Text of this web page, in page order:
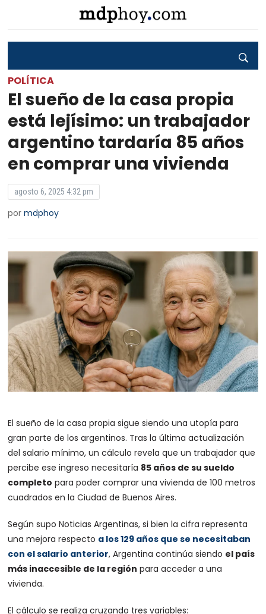
POLÍTICA
El sueño de la casa propia
está lejísimo: un trabajador
argentino tardaría 85 años
en comprar una vivienda
agosto 6, 2025 4:32 pm
pormdphoy
El sueño de la casa propia sigue siendo una utopía para
gran parte de los argentinos. Tras la última actualización
del salario mínimo, un cálculo revela que un trabajador que
percibe ese ingreso necesitaría 85 años de su sueldo
completo para poder comprar una vivienda de 100 metros
cuadrados en la Ciudad de Buenos Aires.
Según supo Noticias Argentinas, si bien la cifra representa
una mejora respecto a los 129 años que se necesitaban
con el salario anterior, Argentina continúa siendo el país
más inaccesible de la región para acceder a una
vivienda.
El cálculo se realiza cruzando tres variables: